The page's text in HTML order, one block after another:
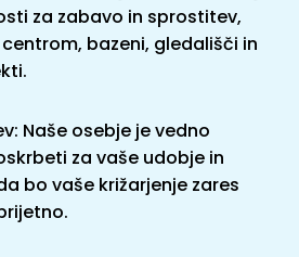
za zabavo in sprostitev,
bazeni, gledališči in
Naše osebje je vedno
za vaše udobje in
bo vaše križarjenje zares